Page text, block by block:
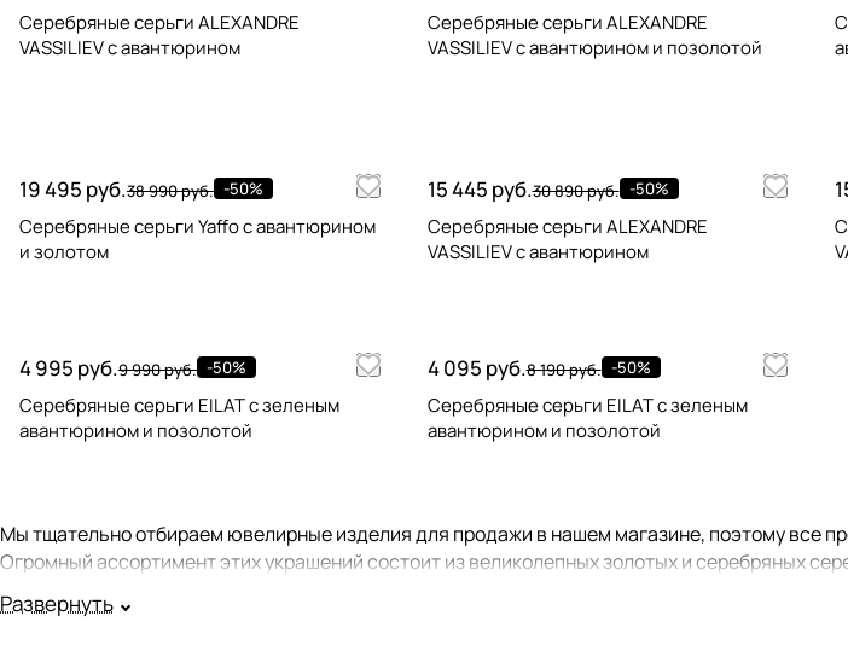
Серебряные серьги ALEXANDRE
VASSILIEV с авантюрином
Серебряные серьги ALEXANDRE
VASSILIEV с авантюрином и позолотой
19 495 руб.38 990 руб. -50%
Серебряные серьги Yaffo с авантюрином
и золотом
15 445 руб.30 890 руб. -50%
Серебряные серьги ALEXANDRE
VASSILIEV с авантюрином
4 995 руб.9 990 руб. -50%
Серебряные серьги EILAT с зеленым
авантюрином и позолотой
4 095 руб.8 190 руб. -50%
Серебряные серьги EILAT с зеленым
авантюрином и позолотой
Мы тщательно отбираем ювелирные изделия для продажи в нашем магазине, поэтому все
Огромный ассортимент этих украшений состоит из великолепных золотых и серебряных
Мы стараемся, чтобы все продаваемые у нас серьги имели комплекты из
Развернуть